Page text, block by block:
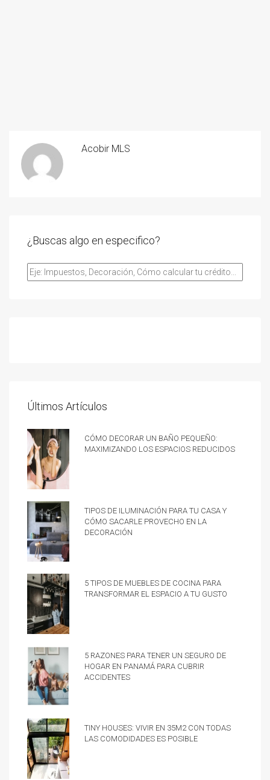
Acobir MLS
¿Buscas algo en especifico?
Últimos Artículos
Cómo decorar un baño pequeño:
Maximizando los espacios reducidos
Tipos de iluminación para tu casa y
cómo sacarle provecho en la
decoración
5 tipos de muebles de cocina para
transformar el espacio a tu gusto
5 razones para tener un Seguro de
hogar en Panamá para cubrir
accidentes
Tiny Houses: vivir en 35m2 con todas
las comodidades es posible